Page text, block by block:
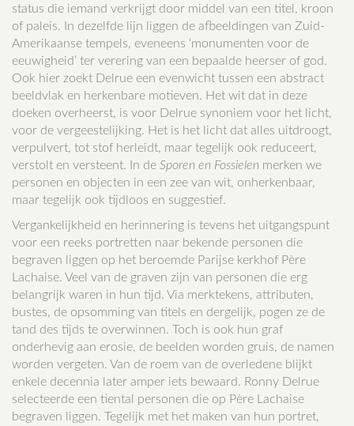
status die iemand verkrijgt door middel van een titel, kroon
of paleis. In dezelfde lijn liggen de afbeeldingen van Zuid-
Amerikaanse tempels, eveneens ‘monumenten voor de
eeuwigheid’ ter verering van een bepaalde heerser of god.
Ook hier zoekt Delrue een evenwicht tussen een abstract
beeldvlak en herkenbare motieven. Het wit dat in deze
doeken overheerst, is voor Delrue synoniem voor het licht,
voor de vergeestelijking. Het is het licht dat alles uitdroogt,
verpulvert, tot stof herleidt, maar tegelijk ook reduceert,
verstolt en versteent. In de Sporen en Fossielen merken we
personen en objecten in een zee van wit, onherkenbaar,
maar tegelijk ook tijdloos en suggestief.
Vergankelijkheid en herinnering is tevens het uitgangspunt
voor een reeks portretten naar bekende personen die
begraven liggen op het beroemde Parijse kerkhof Père
Lachaise. Veel van de graven zijn van personen die erg
belangrijk waren in hun tijd. Via merktekens, attributen,
bustes, de opsomming van titels en dergelijk, pogen ze de
tand des tijds te overwinnen. Toch is ook hun graf
onderhevig aan erosie, de beelden worden gruis, de namen
worden vergeten. Van de roem van de overledene blijkt
enkele decennia later amper iets bewaard. Ronny Delrue
selecteerde een tiental personen die op Père Lachaise
begraven liggen. Tegelijk met het maken van hun portret,